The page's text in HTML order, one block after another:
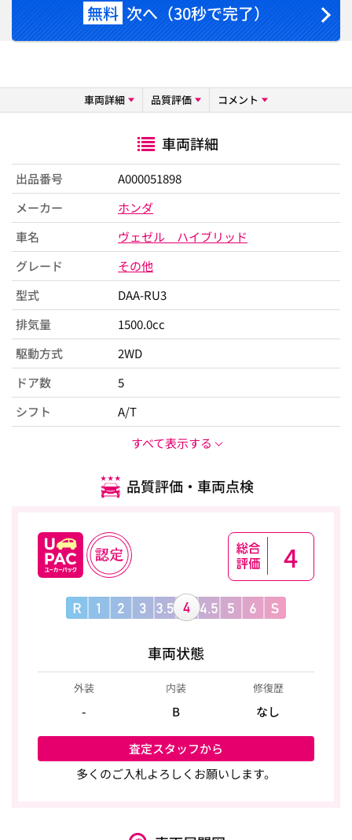
無料 次へ（30秒で完了）
車両詳細 品質評価 コメント
車両詳細
出品番号
A000051898
メーカー
ホンダ
車名
ヴェゼル ハイブリッド
グレード
その他
型式
DAA-RU3
排気量
1500.0cc
駆動方式
2WD
ドア数
5
シフト
A/T
すべて表示する
品質評価・車両点検
4
車両状態
外装
-
内装
B
修復歴
なし
査定スタッフから
多くのご入札よろしくお願いします。